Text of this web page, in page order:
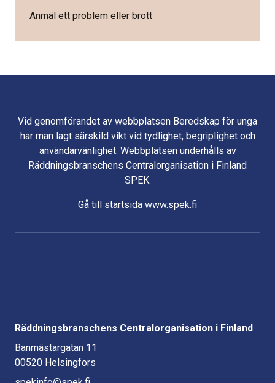
Anmäl ett problem eller brott
Vid genomförandet av webbplatsen Beredskap för unga
har man lagt särskild vikt vid tydlighet, begriplighet och
användarvänlighet. Webbplatsen underhålls av
Räddningsbranschens Centralorganisation i Finland
SPEK.
Gå till startsida www.spek.fi
Räddningsbranschens Centralorganisation i Finland
Banmästargatan 11
00520 Helsingfors